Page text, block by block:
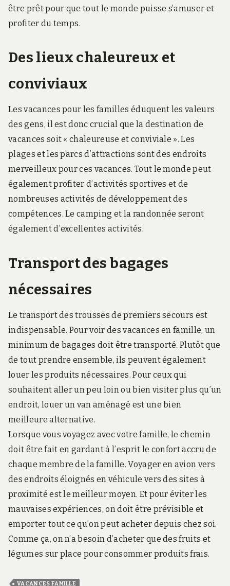
être prêt pour que tout le monde puisse s’amuser et
profiter du temps.
Des lieux chaleureux et
conviviaux
Les vacances pour les familles éduquent les valeurs
des gens, il est donc crucial que la destination de
vacances soit « chaleureuse et conviviale ». Les
plages et les parcs d’attractions sont des endroits
merveilleux pour ces vacances. Tout le monde peut
également profiter d’activités sportives et de
nombreuses activités de développement des
compétences. Le camping et la randonnée seront
également d’excellentes activités.
Transport des bagages
nécessaires
Le transport des trousses de premiers secours est
indispensable. Pour voir des vacances en famille, un
minimum de bagages doit être transporté. Plutôt que
de tout prendre ensemble, ils peuvent également
louer les produits nécessaires. Pour ceux qui
souhaitent aller un peu loin ou bien visiter plus qu’un
endroit, louer un van aménagé est une bien
meilleure alternative.
Lorsque vous voyagez avec votre famille, le chemin
doit être fait en gardant à l’esprit le confort accru de
chaque membre de la famille. Voyager en avion vers
des endroits éloignés en véhicule vers des sites à
proximité est le meilleur moyen. Et pour éviter les
mauvaises expériences, on doit être prévisible et
emporter tout ce qu’on peut acheter depuis chez soi.
Comme ça, on n’a besoin d’acheter que des fruits et
légumes sur place pour consommer produits frais.
VACANCES FAMILLE